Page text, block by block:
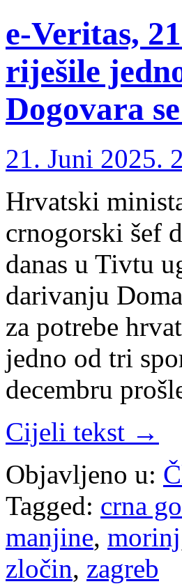
e-Veritas,
riješile
Dogovara
21. Juni 2025.
Hrvatski
crnogorski šef
danas u Tivtu
darivanju
za potrebe
jedno od tri
decembru
Cijeli tekst →
Objavljeno u:
Tagged: crna
manjine, morinj
zločin, zagreb